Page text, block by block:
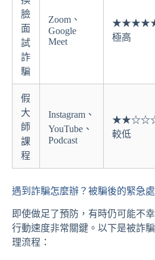
臉
面
試
詐
騙
Zoom、
Google
Meet
極高
假
大
師
課
程
Instagram、
YouTube、
Podcast
較低
遇到詐騙怎麼辦？被騙後的緊急
即使做足了預防，有時仍可能不
行動速度非常關鍵。以下是被詐
理流程：